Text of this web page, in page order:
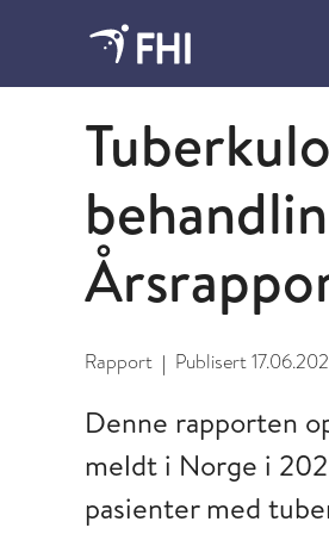
2026 - publikasjoner fra
Rapport | Publisert
Denne rapporten
meldt i Norge i
pasienter med